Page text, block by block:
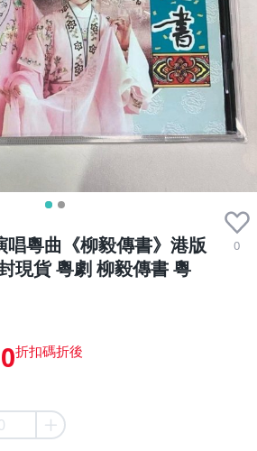
唱粵曲《柳毅傳書》港版
現貨 粵劇 柳毅傳書 粵
0